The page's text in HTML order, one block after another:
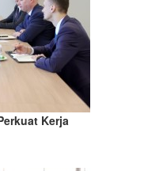
Kerja